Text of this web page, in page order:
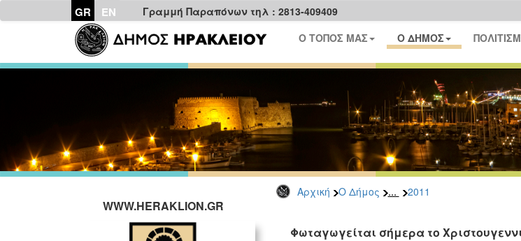
GR EN Γραμμή Παραπόνων τηλ : 2813-409409
Ο ΤΟΠΟΣ ΜΑΣ Ο ΔΗΜΟΣ
Αρχική Ο Δήμος ... 2011
WWW.HERAKLION.GR
Φωταγωγείται σήμερα το